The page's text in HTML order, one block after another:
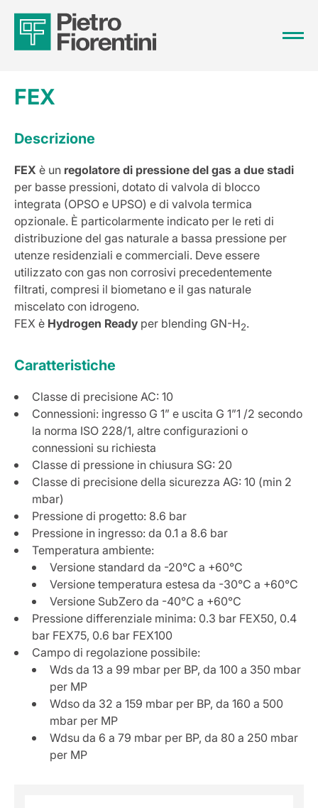
FEX
Descrizione
FEX è un regolatore di pressione del gas a due stadi
per basse pressioni, dotato di valvola di blocco
integrata (OPSO e UPSO) e di valvola termica
opzionale. È particolarmente indicato per le reti di
distribuzione del gas naturale a bassa pressione per
utenze residenziali e commerciali. Deve essere
utilizzato con gas non corrosivi precedentemente
filtrati, compresi il biometano e il gas naturale
miscelato con idrogeno.
FEX è Hydrogen Ready per blending GN-H2.
Caratteristiche
Classe di precisione AC: 10
Connessioni: ingresso G 1” e uscita G 1”1 /2 secondo
la norma ISO 228/1, altre configurazioni o
connessioni su richiesta
Classe di pressione in chiusura SG: 20
Classe di precisione della sicurezza AG: 10 (min 2
mbar)
Pressione di progetto: 8.6 bar
Pressione in ingresso: da 0.1 a 8.6 bar
Temperatura ambiente:
Versione standard da -20°C a +60°C
Versione temperatura estesa da -30°C a +60°C
Versione SubZero da -40°C a +60°C
Pressione differenziale minima: 0.3 bar FEX50, 0.4
bar FEX75, 0.6 bar FEX100
Campo di regolazione possibile:
Wds da 13 a 99 mbar per BP, da 100 a 350 mbar
per MP
Wdso da 32 a 159 mbar per BP, da 160 a 500
mbar per MP
Wdsu da 6 a 79 mbar per BP, da 80 a 250 mbar
per MP